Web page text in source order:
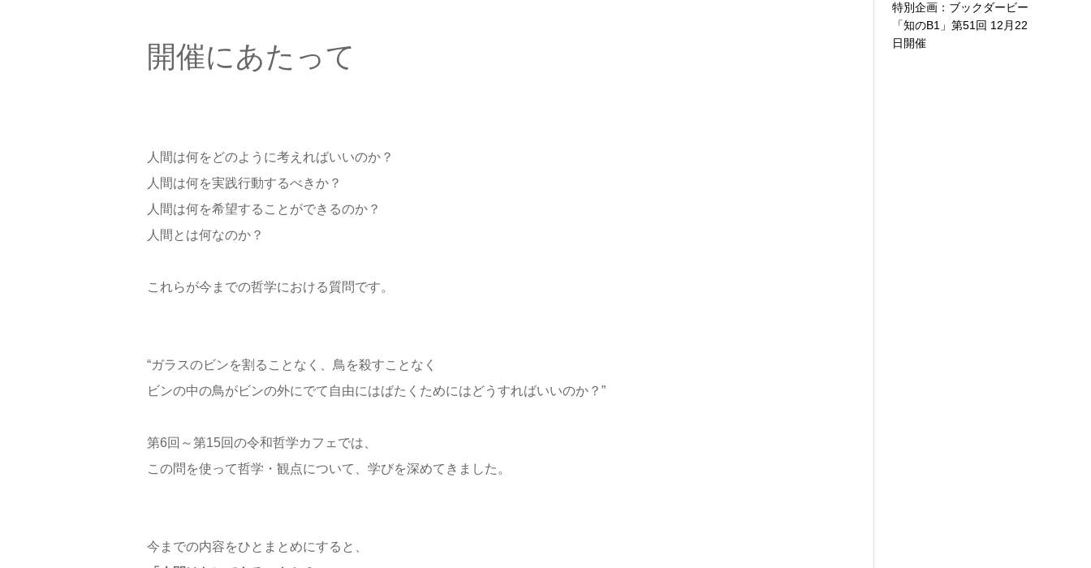
開催にあたって
人間は何をどのように考えればいいのか？
人間は何を実践行動するべきか？
人間は何を希望することができるのか？
人間とは何なのか？
これらが今までの哲学における質問です。
“ガラスのビンを割ることなく、鳥を殺すことなく
ビンの中の鳥がビンの外にでて自由にはばたくためにはどうすればいいのか？”
第6回～第15回の令和哲学カフェでは、
この問を使って哲学・観点について、学びを深めてきました。
今までの内容をひとまとめにすると、
特別企画：ブックダービー
「知のB1」第51回 12月22
日開催